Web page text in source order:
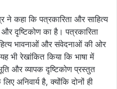
ने कहा कि पत्रकारिता और साहित्य
दृष्टिकोण का है। पत्रकारिता
भावनाओं और संवेदनाओं की ओर
भी रेखांकित किया कि भाषा में
और व्यापक दृष्टिकोण प्रस्तुत
अनिवार्य है, क्योंकि दोनों ही